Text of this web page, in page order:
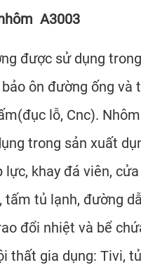
A3003
được sử dụng
ôn đường ống và
lỗ, Cnc).
trong sản xuất
lực, khay đá viên,
tấm tủ lạnh, đường
đổi nhiệt và bể
thất gia dụng: Tivi,